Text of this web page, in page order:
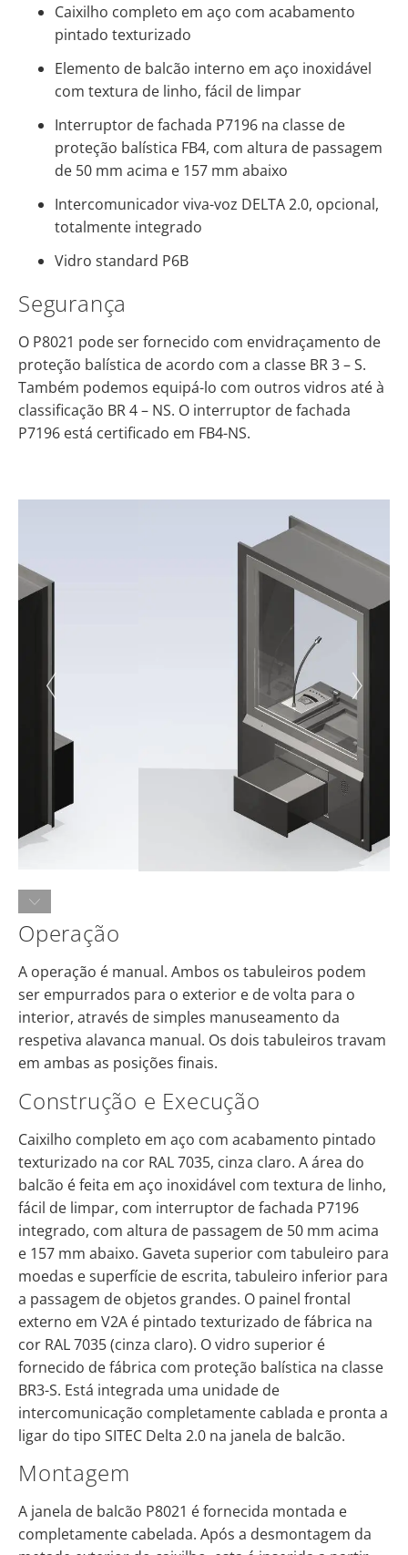
Caixilho completo em aço com acabamento
pintado texturizado
Elemento de balcão interno em aço inoxidável
com textura de linho, fácil de limpar
Interruptor de fachada P7196 na classe de
proteção balística FB4, com altura de passagem
de 50 mm acima e 157 mm abaixo
Intercomunicador viva-voz DELTA 2.0, opcional,
totalmente integrado
Vidro standard P6B
Segurança
O P8021 pode ser fornecido com envidraçamento de
proteção balística de acordo com a classe BR 3 – S.
Também podemos equipá-lo com outros vidros até à
classificação BR 4 – NS. O interruptor de fachada
P7196 está certificado em FB4-NS.
Operação
A operação é manual. Ambos os tabuleiros podem
ser empurrados para o exterior e de volta para o
interior, através de simples manuseamento da
respetiva alavanca manual. Os dois tabuleiros travam
em ambas as posições finais.
Construção e Execução
Caixilho completo em aço com acabamento pintado
texturizado na cor RAL 7035, cinza claro. A área do
balcão é feita em aço inoxidável com textura de linho,
fácil de limpar, com interruptor de fachada P7196
integrado, com altura de passagem de 50 mm acima
e 157 mm abaixo. Gaveta superior com tabuleiro para
moedas e superfície de escrita, tabuleiro inferior para
a passagem de objetos grandes. O painel frontal
externo em V2A é pintado texturizado de fábrica na
cor RAL 7035 (cinza claro). O vidro superior é
fornecido de fábrica com proteção balística na classe
BR3-S. Está integrada uma unidade de
intercomunicação completamente cablada e pronta a
ligar do tipo SITEC Delta 2.0 na janela de balcão.
Montagem
A janela de balcão P8021 é fornecida montada e
completamente cabelada. Após a desmontagem da